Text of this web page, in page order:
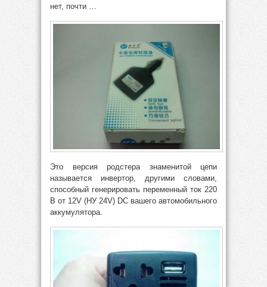
нет, почти …
Это версия родстера знаменитой цепи
называется инвертор, другими словами,
способный генерировать переменный ток 220
В от 12V (НУ 24V) DC вашего автомобильного
аккумулятора.